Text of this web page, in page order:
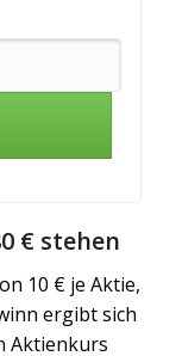
€ stehen
10 € je Aktie,
ergibt sich
Aktienkurs